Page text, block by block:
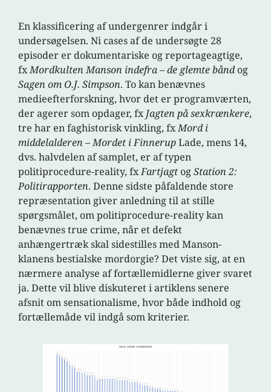
En klassificering af undergenrer indgår i
undersøgelsen. Ni cases af de undersøgte 28
episoder er dokumentariske og reportageagtige,
fxMordkulten Manson indefra – de glemte båndog
Sagen om O.J. Simpson. To kan benævnes
medieefterforskning, hvor det er programværten,
der agerer som opdager, fxJagten på sexkrænkere,
tre har en faghistorisk vinkling, fxMord i
middelalderen – Mordet i FinnerupLade, mens 14,
dvs. halvdelen af samplet, er af typen
politiprocedure-reality, fxFartjagt ogStation 2:
Politirapporten. Denne sidste påfaldende store
repræsentation giver anledning til at stille
spørgsmålet, om politiprocedure-reality kan
benævnes true crime, når et defekt
anhængertræk skal sidestilles med Manson-
klanens bestialske mordorgie? Det viste sig, at en
nærmere analyse af fortællemidlerne giver svaret
ja. Dette vil blive diskuteret i artiklens senere
afsnit om sensationalisme, hvor både indhold og
fortællemåde vil indgå som kriterier.